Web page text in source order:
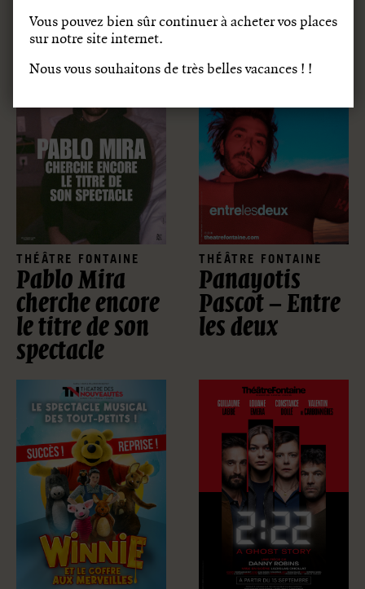
THÉÂTRE FONTAINE
Pablo Mira
cherche encore
le titre de son
spectacle
THÉÂTRE FONTAINE
Panayotis
Pascot – Entre
les deux
Vous pouvez bien sûr continuer à acheter vos places
sur notre site internet.
Nous vous souhaitons de très belles vacances ! !